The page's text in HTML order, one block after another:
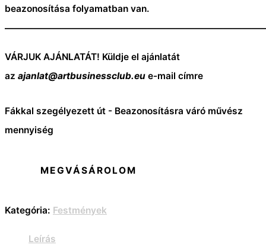
beazonosítása folyamatban van.
VÁRJUK AJÁNLATÁT! Küldje el ajánlatát
az ajanlat@artbusinessclub.eu e-mail címre
Fákkal szegélyezett út - Beazonosításra váró művész
mennyiség
MEGVÁSÁROLOM
Kategória: Festmények
Leírás